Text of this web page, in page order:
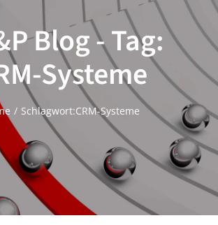
Blog - Tag:
Systeme
Schlagwort:CRM-Systeme